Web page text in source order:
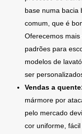
base numa bacia
comum, que é
Oferecemos
padrões para
modelos de
ser
Vendas a
mármore por
pelo mercado
cor uniforme,